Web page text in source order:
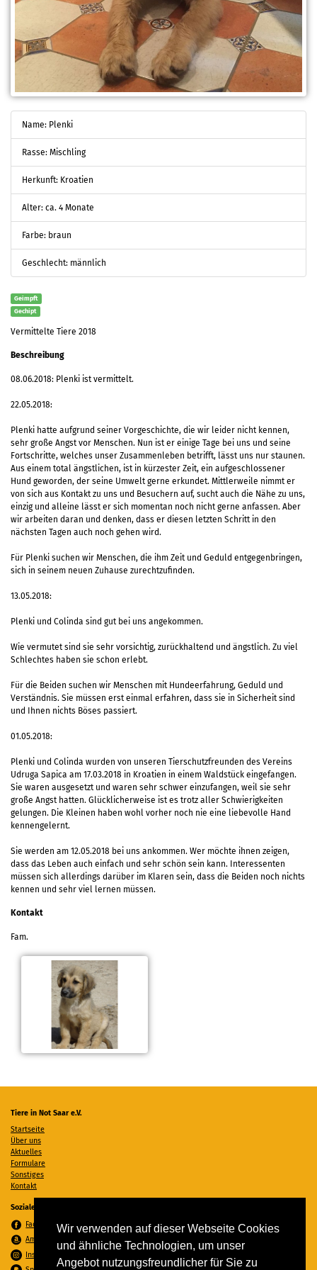
Wir verwenden auf dieser Webseite Cookies
und ähnliche Technologien, um unser
Angebot nutzungsfreundlicher für Sie zu
Name: Plenki
Rasse: Mischling
Herkunft: Kroatien
Alter: ca. 4 Monate
Farbe: braun
Geschlecht: männlich
Geimpft
Gechipt
Vermittelte Tiere 2018
Beschreibung
08.06.2018: Plenki ist vermittelt.
22.05.2018:
Plenki hatte aufgrund seiner Vorgeschichte, die wir leider nicht kennen,
sehr große Angst vor Menschen. Nun ist er einige Tage bei uns und seine
Fortschritte, welches unser Zusammenleben betrifft, lässt uns nur staunen.
Aus einem total ängstlichen, ist in kürzester Zeit, ein aufgeschlossener
Hund geworden, der seine Umwelt gerne erkundet. Mittlerweile nimmt er
von sich aus Kontakt zu uns und Besuchern auf, sucht auch die Nähe zu uns,
einzig und alleine lässt er sich momentan noch nicht gerne anfassen. Aber
wir arbeiten daran und denken, dass er diesen letzten Schritt in den
nächsten Tagen auch noch gehen wird.
Für Plenki suchen wir Menschen, die ihm Zeit und Geduld entgegenbringen,
sich in seinem neuen Zuhause zurechtzufinden.
13.05.2018:
Plenki und Colinda sind gut bei uns angekommen.
Wie vermutet sind sie sehr vorsichtig, zurückhaltend und ängstlich. Zu viel
Schlechtes haben sie schon erlebt.
Für die Beiden suchen wir Menschen mit Hundeerfahrung, Geduld und
Verständnis. Sie müssen erst einmal erfahren, dass sie in Sicherheit sind
und Ihnen nichts Böses passiert.
01.05.2018:
Plenki und Colinda wurden von unseren Tierschutzfreunden des Vereins
Udruga Sapica am 17.03.2018 in Kroatien in einem Waldstück eingefangen.
Sie waren ausgesetzt und waren sehr schwer einzufangen, weil sie sehr
große Angst hatten. Glücklicherweise ist es trotz aller Schwierigkeiten
gelungen. Die Kleinen haben wohl vorher noch nie eine liebevolle Hand
kennengelernt.
Sie werden am 12.05.2018 bei uns ankommen. Wer möchte ihnen zeigen,
dass das Leben auch einfach und sehr schön sein kann. Interessenten
müssen sich allerdings darüber im Klaren sein, dass die Beiden noch nichts
kennen und sehr viel lernen müssen.
Kontakt
Fam.
Tiere in Not Saar e.V.
Startseite
Über uns
Aktuelles
Formulare
Sonstiges
Kontakt
Soziale Medien
Facebook
Amazon Wunschzettel
Instagram